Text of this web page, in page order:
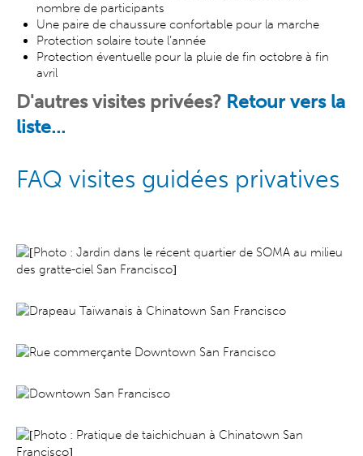
nombre de participants
Une paire de chaussure confortable pour la marche
Protection solaire toute l’année
Protection éventuelle pour la pluie de fin octobre à fin
avril
D'autres visites privées? Retour vers la
liste...
FAQ visites guidées privatives